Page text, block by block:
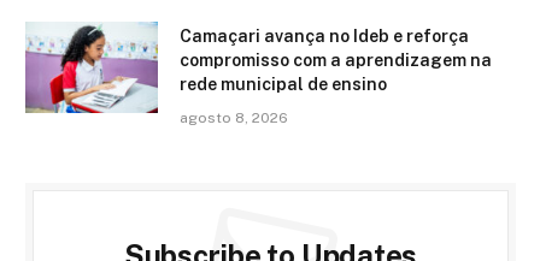
Camaçari avança no Ideb e reforça
compromisso com a aprendizagem na
rede municipal de ensino
agosto 8, 2026